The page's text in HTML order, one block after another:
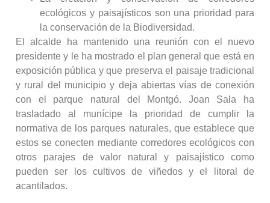
ecológicos y paisajísticos son una prioridad para
la conservación de la Biodiversidad.
El alcalde ha mantenido una reunión con el nuevo
presidente y le ha mostrado el plan general que está en
exposición pública y que preserva el paisaje tradicional
y rural del municipio y deja abiertas vías de conexión
con el parque natural del Montgó. Joan Sala ha
trasladado al munícipe la prioridad de cumplir la
normativa de los parques naturales, que establece que
estos se conecten mediante corredores ecológicos con
otros parajes de valor natural y paisajístico como
pueden ser los cultivos de viñedos y el litoral de
acantilados.